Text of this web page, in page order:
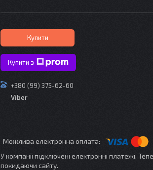
Купити
Купити з
+380 (99) 375-62-60
Viber
У компанії підключені електронні платежі.
покидаючи сайту.